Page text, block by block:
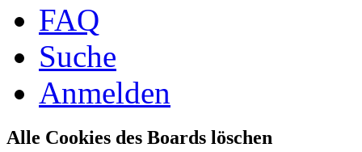
FAQ
Suche
Anmelden
Alle Cookies des Boards löschen